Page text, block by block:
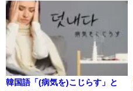
韓国語「(病気を)こじらす」と